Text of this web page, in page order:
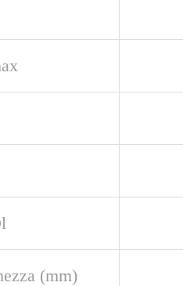
(mm)